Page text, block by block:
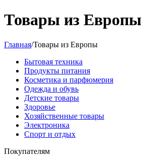
Товары из Европы
Главная/Товары из Европы
Бытовая техника
Продукты питания
Косметика и парфюмерия
Одежда и обувь
Детские товары
Здоровье
Хозяйственные товары
Электроника
Спорт и отдых
Покупателям